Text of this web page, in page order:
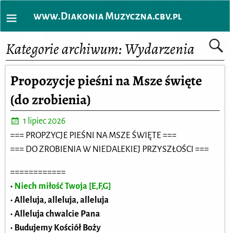
www.Diakonia Muzyczna.cbv.pl
Kategorie archiwum:Wydarzenia
Propozycje pieśni na Msze święte
(do zrobienia)
1 lipiec 2026
=== PROPZYCJE PIEŚNI NA MSZE ŚWIĘTE ===
=== DO ZROBIENIA W NIEDALEKIEJ PRZYSZŁOŚCI ===
============
• Niech miłość Twoja [E,F,G]
• Alleluja, alleluja, alleluja
• Alleluja chwalcie Pana
• Budujemy Kościół Boży